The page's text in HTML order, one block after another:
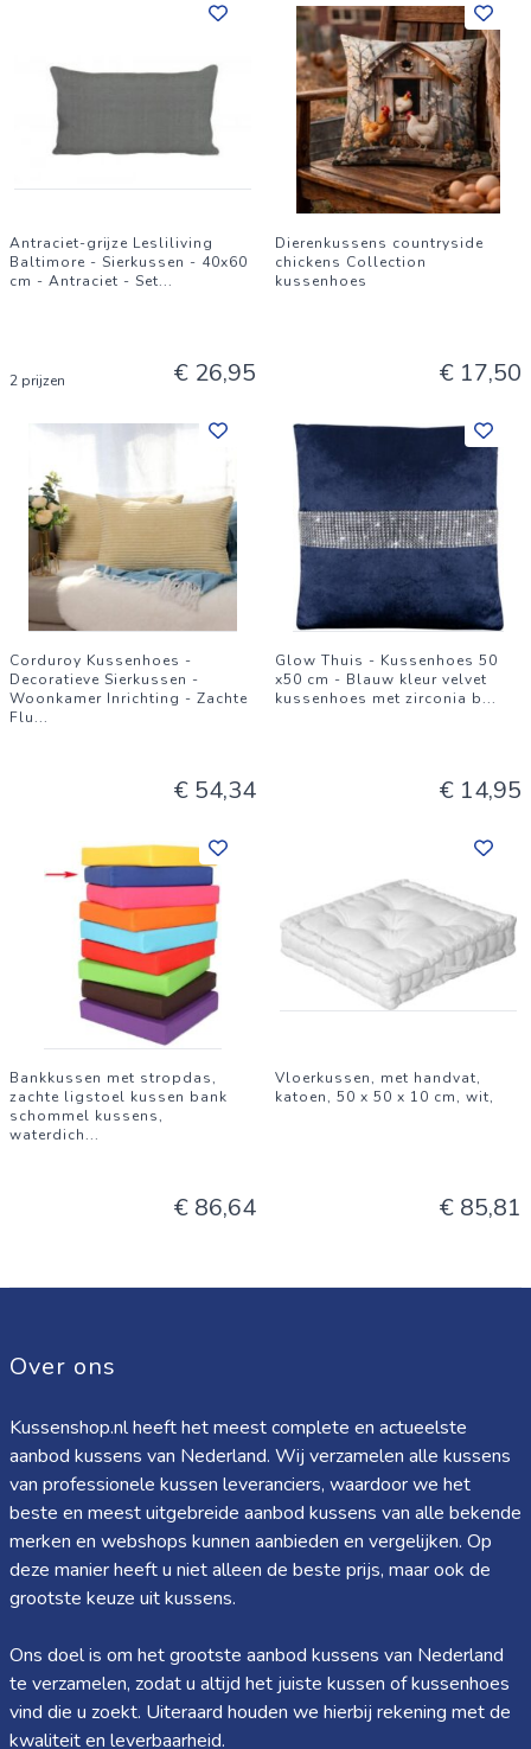
Antraciet-grijze Lesliliving
Baltimore - Sierkussen - 40x60
cm - Antraciet - Set...
2 prijzen € 26,95
Dierenkussens countryside
chickens Collection
kussenhoes
€ 17,50
Corduroy Kussenhoes -
Decoratieve Sierkussen -
Woonkamer Inrichting - Zachte
Flu...
€ 54,34
Glow Thuis - Kussenhoes 50
x50 cm - Blauw kleur velvet
kussenhoes met zirconia b...
€ 14,95
Bankkussen met stropdas,
zachte ligstoel kussen bank
schommel kussens,
waterdich...
€ 86,64
Vloerkussen, met handvat,
katoen, 50 x 50 x 10 cm, wit,
€ 85,81
Over ons
Kussenshop.nl heeft het meest complete en actueelste
aanbod kussens van Nederland. Wij verzamelen alle kussens
van professionele kussen leveranciers, waardoor we het
beste en meest uitgebreide aanbod kussens van alle bekende
merken en webshops kunnen aanbieden en vergelijken. Op
deze manier heeft u niet alleen de beste prijs, maar ook de
grootste keuze uit kussens.
Ons doel is om het grootste aanbod kussens van Nederland
te verzamelen, zodat u altijd het juiste kussen of kussenhoes
vind die u zoekt. Uiteraard houden we hierbij rekening met de
kwaliteit en leverbaarheid.